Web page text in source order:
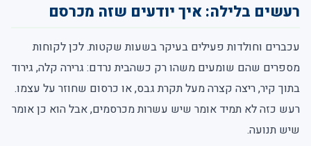
רעשים בלילה: איך יודעים שזה מכרסם
עכברים וחולדות פעילים בעיקר בשעות שקטות. לכן לקוחות
מספרים שהם שומעים משהו רק כשהבית נרדם: גרירה קלה, גירוד
בתוך קיר, ריצה קצרה מעל תקרת גבס, או כרסום שחוזר על עצמו.
רעש כזה לא תמיד אומר שיש עשרות מכרסמים, אבל הוא כן אומר
שיש תנועה.